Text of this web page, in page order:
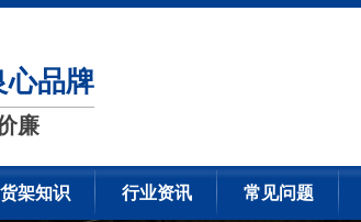
心品牌
廉
货架知识 行业资讯 常见问题